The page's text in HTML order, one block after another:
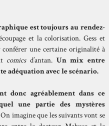
est toujours au rendez-
et la colorisation. Gess et
conférer une certaine originalité à
comics d’antan. Un mix entre
adéquation avec le scénario.
donc agréablement dans ce
une partie des mystères
On imagine que les suivants vont se